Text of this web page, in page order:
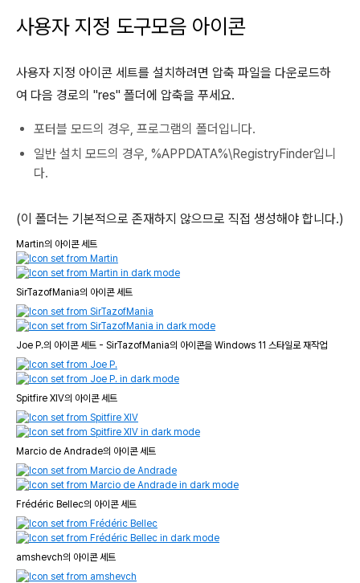
사용자 지정 도구모음 아이콘
사용자 지정 아이콘 세트를 설치하려면 압축 파일을 다운로드하
여 다음 경로의 "res" 폴더에 압축을 푸세요.
포터블 모드의 경우, 프로그램의 폴더입니다.
일반 설치 모드의 경우, %APPDATA%\RegistryFinder입니
다.
(이 폴더는 기본적으로 존재하지 않으므로 직접 생성해야 합니다.)
Martin의 아이콘 세트
SirTazofMania의 아이콘 세트
Joe P.의 아이콘 세트 - SirTazofMania의 아이콘을 Windows 11 스타일로 재작업
Spitfire XIV의 아이콘 세트
Marcio de Andrade의 아이콘 세트
Frédéric Bellec의 아이콘 세트
amshevch의 아이콘 세트